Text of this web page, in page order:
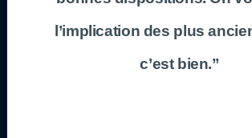
l’implication des plus
c’est bien.”